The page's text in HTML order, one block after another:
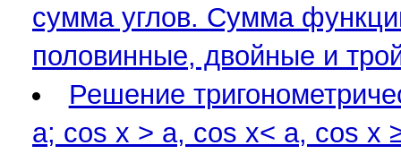
сумма углов. Сумма
половинные, двойные и
Решение
a; cos x > a, cos x< a, cos x